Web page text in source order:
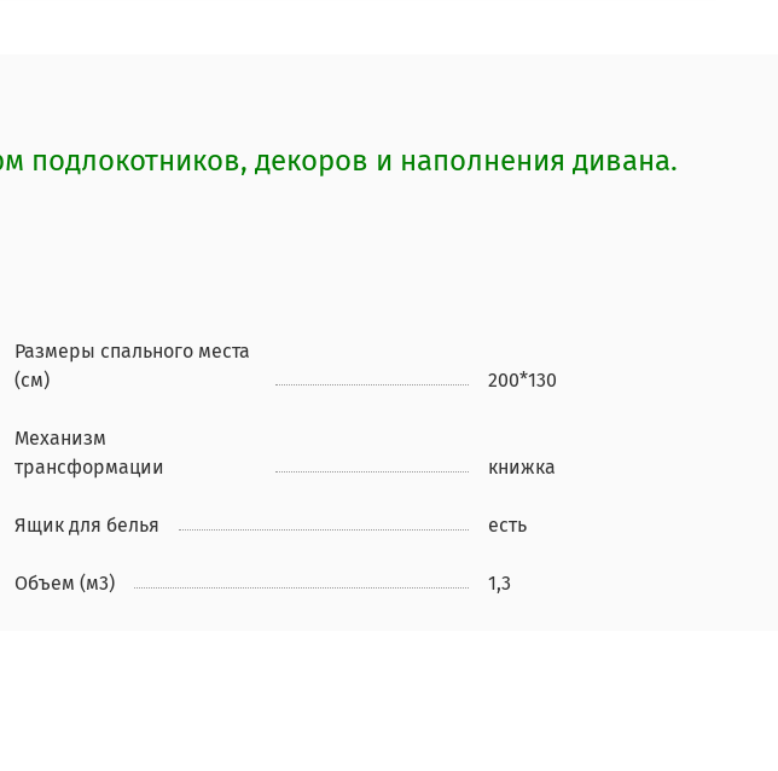
декоров и наполнения дивана.
Размеры спального места
(см)
200*130
Механизм
трансформации
книжка
Ящик для белья есть
Объем (м3) 1,3